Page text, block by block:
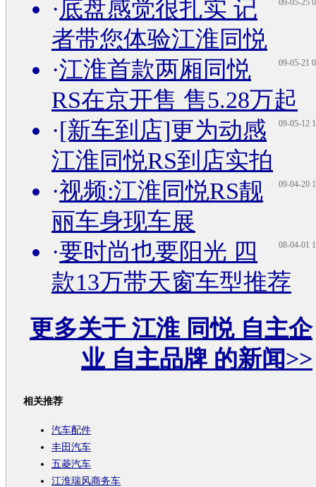
·底盘感觉很扎实 记
者带您体验江淮同悦
09-05-21
·江淮首款两厢同悦
RS在京开售 售5.28万起
09-05-12
·[新车到店]更为动感
江淮同悦RS到店实拍
09-04-20
·视频:江淮同悦RS靓
丽车身现车展
08-04-01
·要时尚也要阳光 四
款13万带天窗车型推荐
更多关于 江淮 同悦 自主企
业 自主品牌 的新闻>>
相关推荐
汽车配件
丰田汽车
五菱汽车
江淮瑞风商务车